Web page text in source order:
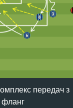
передач з
фланг